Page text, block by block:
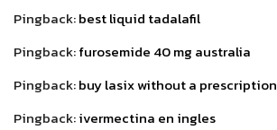
Pingback:best liquid tadalafil
Pingback:furosemide 40 mg australia
Pingback:buy lasix without a prescription
Pingback:ivermectina en ingles